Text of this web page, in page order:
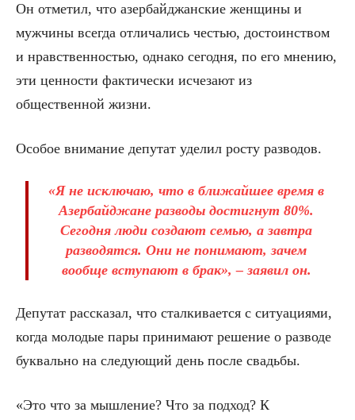
Он отметил, что азербайджанские женщины и
мужчины всегда отличались честью, достоинством
и нравственностью, однако сегодня, по его мнению,
эти ценности фактически исчезают из
общественной жизни.
Особое внимание депутат уделил росту разводов.
«Я не исключаю, что в ближайшее время в
Азербайджане разводы достигнут 80%.
Сегодня люди создают семью, а завтра
разводятся. Они не понимают, зачем
вообще вступают в брак», – заявил он.
Депутат рассказал, что сталкивается с ситуациями,
когда молодые пары принимают решение о разводе
буквально на следующий день после свадьбы.
«Это что за мышление? Что за подход? К